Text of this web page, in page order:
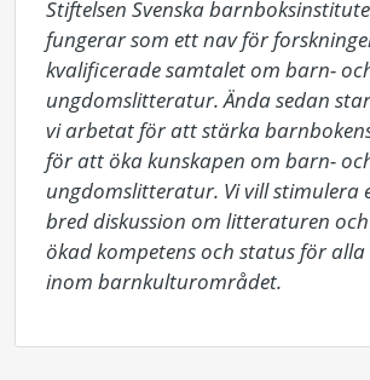
Stiftelsen Svenska
fungerar som ett nav för
kvalificerade samtalet om barn-
ungdomslitteratur. Ända sedan
vi arbetat för att stärka
för att öka kunskapen om barn-
ungdomslitteratur. Vi vill stimulera
bred diskussion om litteraturen
ökad kompetens och status för
inom barnkulturområdet.